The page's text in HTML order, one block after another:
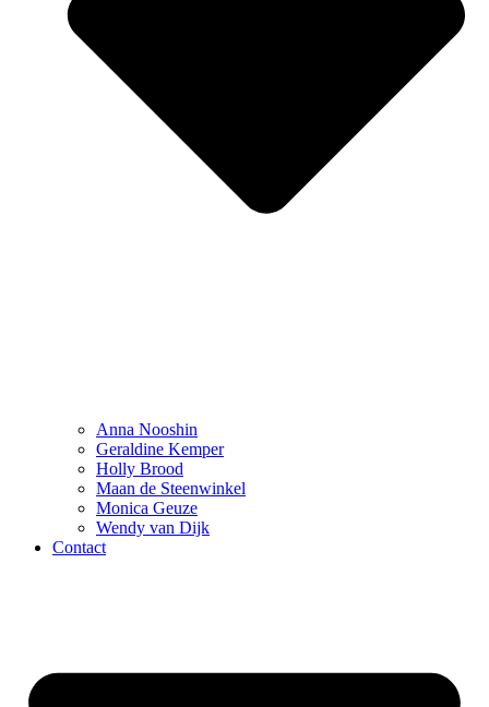
Anna Nooshin
Geraldine Kemper
Holly Brood
Maan de Steenwinkel
Monica Geuze
Wendy van Dijk
Contact